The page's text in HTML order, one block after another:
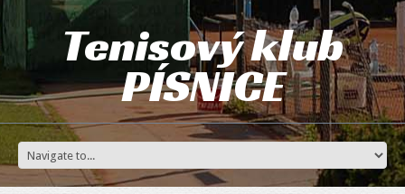
Tenisový klub
PÍSNICE